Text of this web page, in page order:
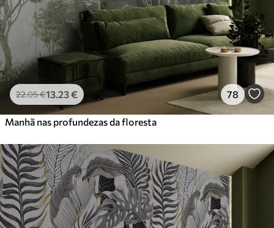
22.05€13 .23€ 78
Manhã nas profundezas da floresta